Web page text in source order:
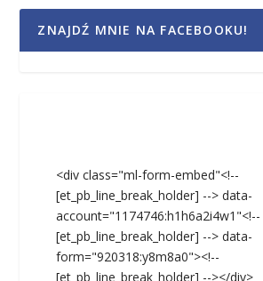
ZNAJDŹ MNIE NA FACEBOOKU!
<div class="ml-form-embed"<!--
[et_pb_line_break_holder] --> data-
account="1174746:h1h6a2i4w1"<!--
[et_pb_line_break_holder] --> data-
form="920318:y8m8a0"><!--
[et_pb_line_break_holder] --></div>